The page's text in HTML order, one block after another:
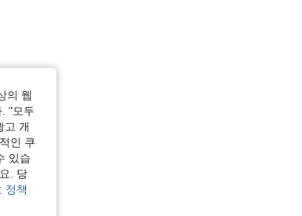
의 웹
"모두
고 개
인 쿠
있습
. 당
정책